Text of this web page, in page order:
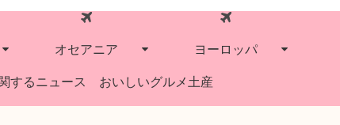
オセアニア ヨーロッパ
するニュース おいしいグルメ土産